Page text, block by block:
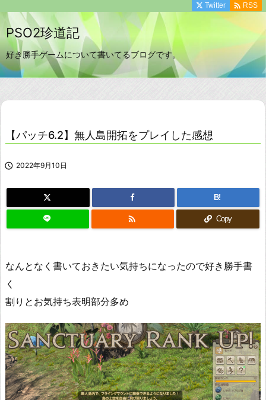
PSO2珍道記
好き勝手ゲームについて書いてるブログです。
Twitter  RSS
【パッチ6.2】無人島開拓をプレイした感想
 2022年9月10日
B!
 Copy
なんとなく書いておきたい気持ちになったので好き勝手書
く
割りとお気持ち表明部分多め